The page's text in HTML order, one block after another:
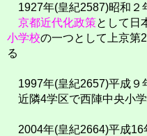
1927年(皇紀2587)昭和２
京都近代化政策として日
小学校の一つとして上京第
る
1997年(皇紀2657)平成９
近隣4学区で西陣中央小
2004年(皇紀2664)平成16